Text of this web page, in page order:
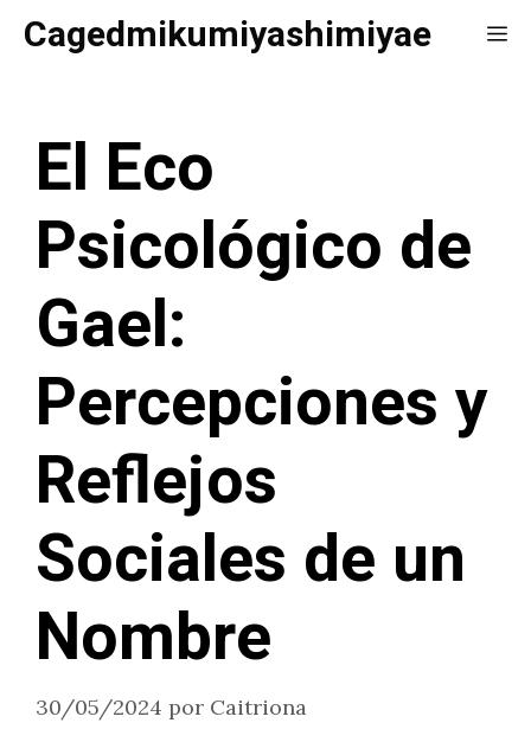
SaltarCagedmikumiyashimiyae
El Eco
Psicológico de
Gael:
Percepciones y
Reflejos
Sociales de un
Nombre
30/05/2024 por Caitriona